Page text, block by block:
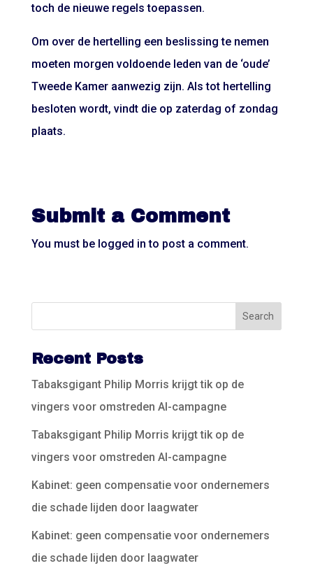
toch de nieuwe regels toepassen.
Om over de hertelling een beslissing te nemen
moeten morgen voldoende leden van de ‘oude’
Tweede Kamer aanwezig zijn. Als tot hertelling
besloten wordt, vindt die op zaterdag of zondag
plaats.
Submit a Comment
You must be logged in to post a comment.
Recent Posts
Tabaksgigant Philip Morris krijgt tik op de
vingers voor omstreden AI-campagne
Tabaksgigant Philip Morris krijgt tik op de
vingers voor omstreden AI-campagne
Kabinet: geen compensatie voor ondernemers
die schade lijden door laagwater
Kabinet: geen compensatie voor ondernemers
die schade lijden door laagwater